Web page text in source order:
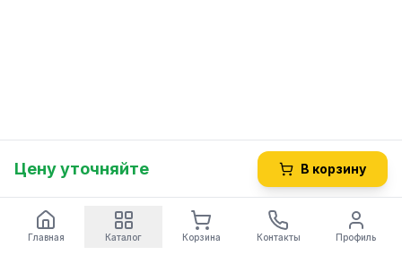
Цену уточняйте В корзину
Главная Каталог Корзина Контакты Профиль